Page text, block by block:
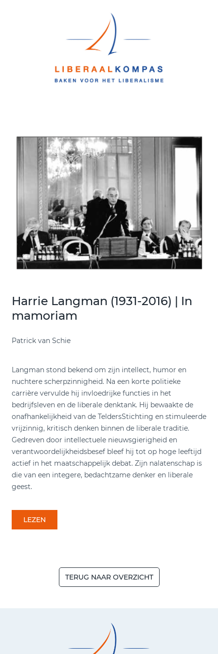
Harrie Langman (1931-2016) | In
mamoriam
Patrick van Schie
Langman stond bekend om zijn intellect, humor en
nuchtere scherpzinnigheid. Na een korte politieke
carrière vervulde hij invloedrijke functies in het
bedrijfsleven en de liberale denktank. Hij bewaakte de
onafhankelijkheid van de TeldersStichting en stimuleerde
vrijzinnig, kritisch denken binnen de liberale traditie.
Gedreven door intellectuele nieuwsgierigheid en
verantwoordelijkheidsbesef bleef hij tot op hoge leeftijd
actief in het maatschappelijk debat. Zijn nalatenschap is
die van een integere, bedachtzame denker en liberale
geest.
LEZEN
TERUG NAAR OVERZICHT